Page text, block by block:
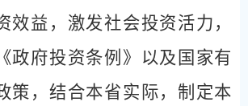
效益，激发社会投资活力，
政府投资条例》以及国家有
策，结合本省实际，制定本